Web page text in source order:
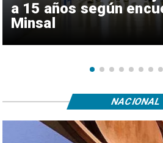
a 15 años según
Minsal
NACIONAL